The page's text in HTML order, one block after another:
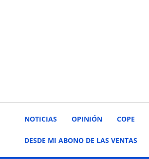
NOTICIAS OPINIÓN COPE
DESDE MI ABONO DE LAS VENTAS